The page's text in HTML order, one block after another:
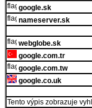
google.sk
nameserver.sk
webglobe.sk
google.com.tr
google.com.tw
google.co.uk
Tento výpis zobrazuje